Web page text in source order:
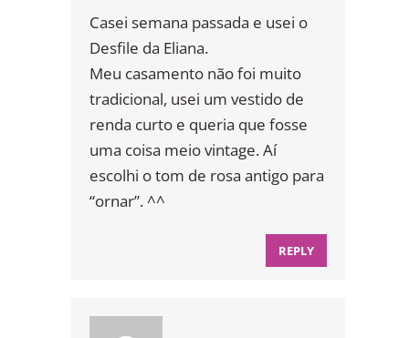
Casei semana passada e usei o
Desfile da Eliana.
Meu casamento não foi muito
tradicional, usei um vestido de
renda curto e queria que fosse
uma coisa meio vintage. Aí
escolhi o tom de rosa antigo para
“ornar”. ^^
REPLY